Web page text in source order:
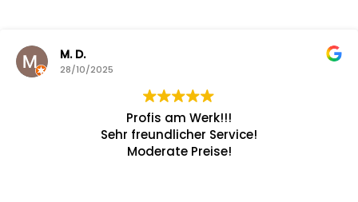
M. D.
28/10/2025
Profis am Werk!!!
Sehr freundlicher Service!
Moderate Preise!